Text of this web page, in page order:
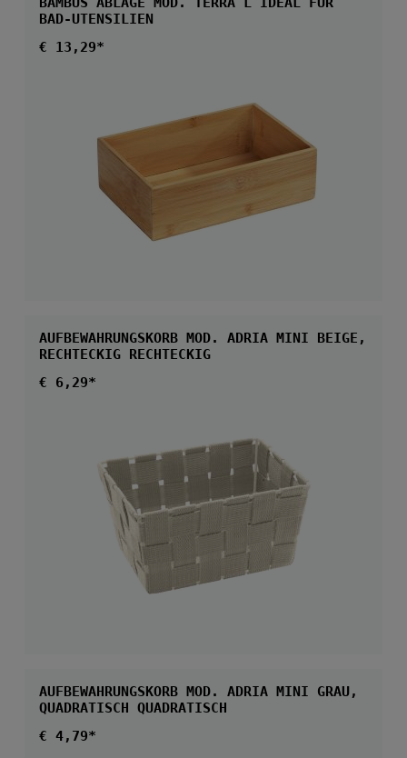
BAD-UTENSILIEN
Regulärer Preis:
€ 13,29*
AUFBEWAHRUNGSKORB MOD. ADRIA MINI BEIGE,
RECHTECKIG RECHTECKIG
Regulärer Preis:
€ 6,29*
AUFBEWAHRUNGSKORB MOD. ADRIA MINI GRAU,
QUADRATISCH QUADRATISCH
Regulärer Preis:
€ 4,79*